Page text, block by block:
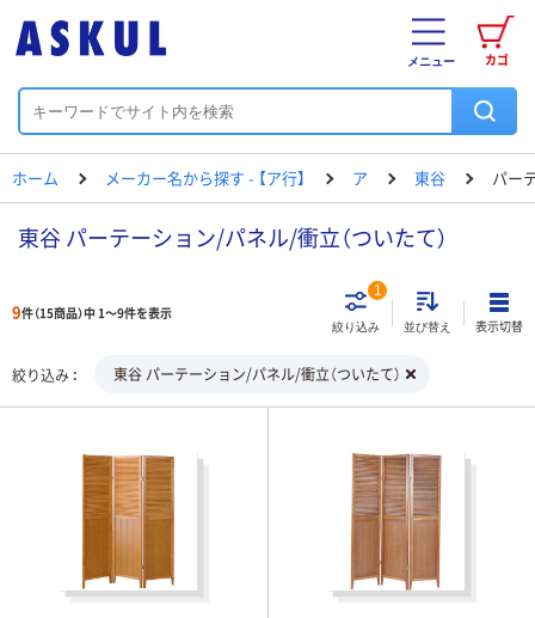
カゴ
メニュー
ホーム メーカー名から探す - 【ア行】 ア 東谷 パー
東谷 パーテーション/パネル/衝立（ついたて）
9件（15商品）中 1～9件を表示
絞り込み
1
並び替え 表示切替
絞り込み 東谷 パーテーション/パネル/衝立（ついたて）